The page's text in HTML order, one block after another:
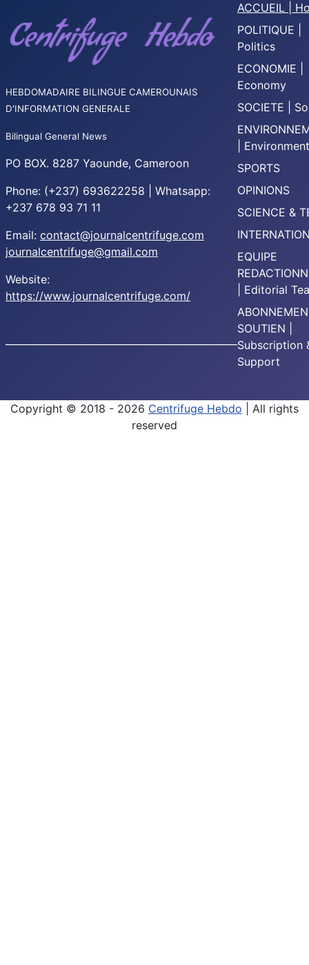
HEBDOMADAIRE BILINGUE CAMEROUNAIS
D'INFORMATION GENERALE
Bilingual General News
PO BOX. 8287 Yaounde, Cameroon
Phone: (+237) 693622258 | Whatsapp:
+237 678 93 71 11
Email: contact@journalcentrifuge.com
journalcentrifuge@gmail.com
Website:
https://www.journalcentrifuge.com/
ACCUEIL |
POLITIQUE |
Politics
ECONOMIE |
Economy
SOCIETE |
| Environment
SPORTS
OPINIONS
SCIENCE &
EQUIPE
| Editorial
SOUTIEN |
Subscription
Support
Copyright © 2018 - 2026 Centrifuge Hebdo | All rights
reserved